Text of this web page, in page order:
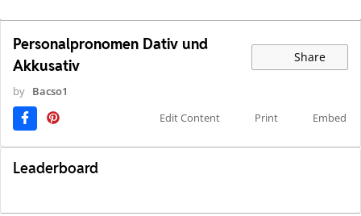
Personalpronomen Dativ und
Akkusativ
Share
by Bacso1
Edit Content
Print Embed
Leaderboard